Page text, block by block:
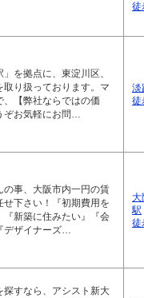
徒
を拠点に、東淀川区、
り扱っております。マ
、【弊社ならではの価
ぞお気軽にお問…
淡
徒
の事、大阪市内一円の賃
下さい！『初期費用を
新築に住みたい』『会
デザイナーズ…
大
駅
徒
探すなら、アシスト新大